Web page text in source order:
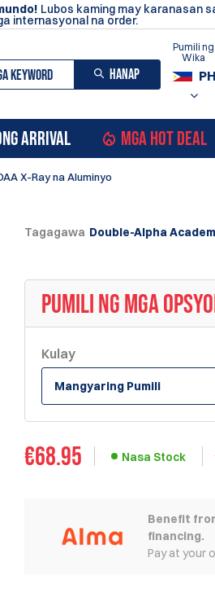
Lubos kaming may karanasan
internasyonal na order.
HANAP PH
Pumili ng
Wika
ARRIVAL MGA HOT DEAL
X-Ray na Aluminyo
Tagagawa Double-Alpha
PUMILI NG MGA
Kulay
Mangyaring Pumili
€68.95 Nasa Stock
Benefit
financing.
Pay at your